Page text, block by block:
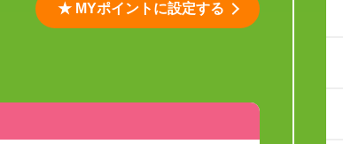
★ MYポイントに設定する